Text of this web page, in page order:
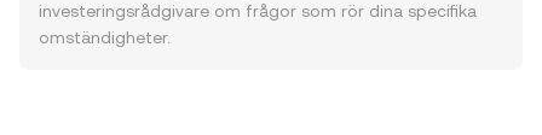
investeringsrådgivare om frågor som rör dina specifika
omständigheter.